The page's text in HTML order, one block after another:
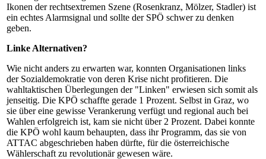
Ikonen der rechtsextremen Szene (Rosenkranz, Mölzer, Stadler) ist
ein echtes Alarmsignal und sollte der SPÖ schwer zu denken
geben.
Linke Alternativen?
Wie nicht anders zu erwarten war, konnten Organisationen links
der Sozialdemokratie von deren Krise nicht profitieren. Die
wahltaktischen Überlegungen der "Linken" erwiesen sich somit als
jenseitig. Die KPÖ schaffte gerade 1 Prozent. Selbst in Graz, wo
sie über eine gewisse Verankerung verfügt und regional auch bei
Wahlen erfolgreich ist, kam sie nicht über 2 Prozent. Dabei konnte
die KPÖ wohl kaum behaupten, dass ihr Programm, das sie von
ATTAC abgeschrieben haben dürfte, für die österreichische
Wählerschaft zu revolutionär gewesen wäre.